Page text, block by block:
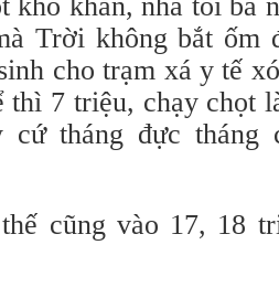
Trời không bắt ốm
cho trạm xá y tế
thì 7 triệu, chạy chọt
cứ tháng đực
cũng vào 17, 18